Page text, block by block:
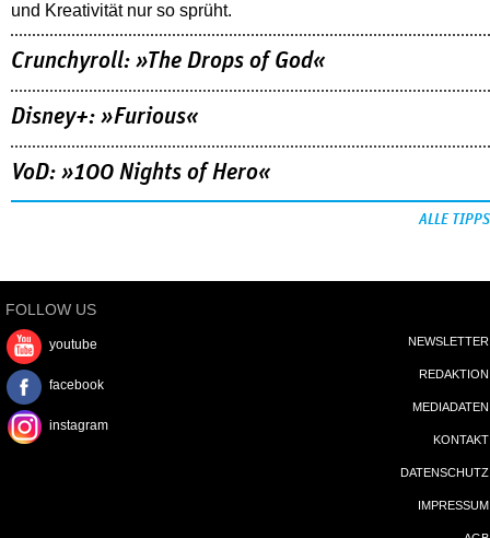
und Kreativität nur so sprüht.
Crunchyroll: »The Drops of God«
Disney+: »Furious«
VoD: »100 Nights of Hero«
ALLE TIPPS
FOLLOW US
youtube
facebook
instagram
NEWSLETTER
REDAKTION
MEDIADATEN
KONTAKT
DATENSCHUTZ
IMPRESSUM